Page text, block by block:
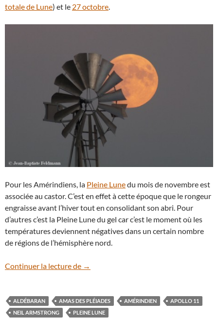
totale de Lune) et le 27 octobre
Pour les Amérindiens, la Pleine Lunedu mois de novembre est
associée au castor. C’est en effet à cette époque que le rongeur
engraisse avant l’hiver tout en consolidant son abri. Pour
d’autres c’est la Pleine Lune du gel car c’est le moment où les
températures deviennent négatives dans un certain nombre
de régions de l’hémisphère nord.
Continuer la lecture de Le 25 novembre, admirez la Pleine Lune
→
ALDÉBARAN AMAS DES PLÉIADES AMÉRINDIEN
APOLLO 11
NEIL ARMSTRONG
PLEINE LUNE